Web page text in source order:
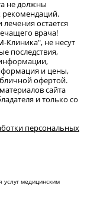
не должны
рекомендаций.
остается
врача!
не несут
последствия,
и цены,
офертой.
сайта
и только со
персональных
услуг медицинским